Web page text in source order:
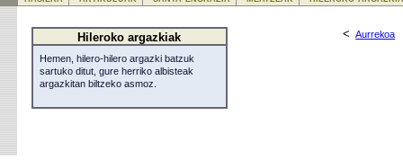
<Aurrekoa
Hileroko argazkiak
Hemen, hilero-hilero argazki batzuk
sartuko ditut, gure herriko albisteak
argazkitan biltzeko asmoz.